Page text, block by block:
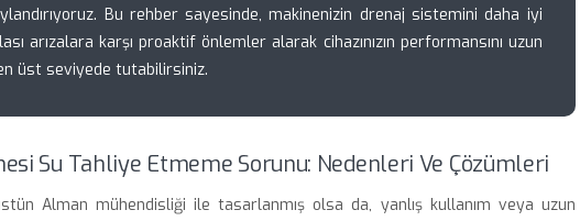
Bu rehber sayesinde, makinenizin drenaj sistemini daha iyi
arızalara karşı proaktif önlemler alarak cihazınızın performansını uzun
üst seviyede tutabilirsiniz.
Su Tahliye Etmeme Sorunu: Nedenleri Ve Çözümleri
Alman mühendisliği ile tasarlanmış olsa da, yanlış kullanım veya uzun